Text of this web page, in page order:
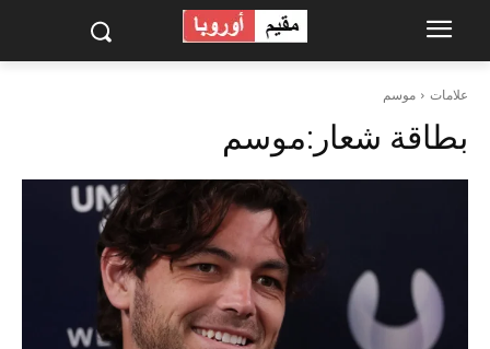
علامات موسم
بطاقة شعار:موسم